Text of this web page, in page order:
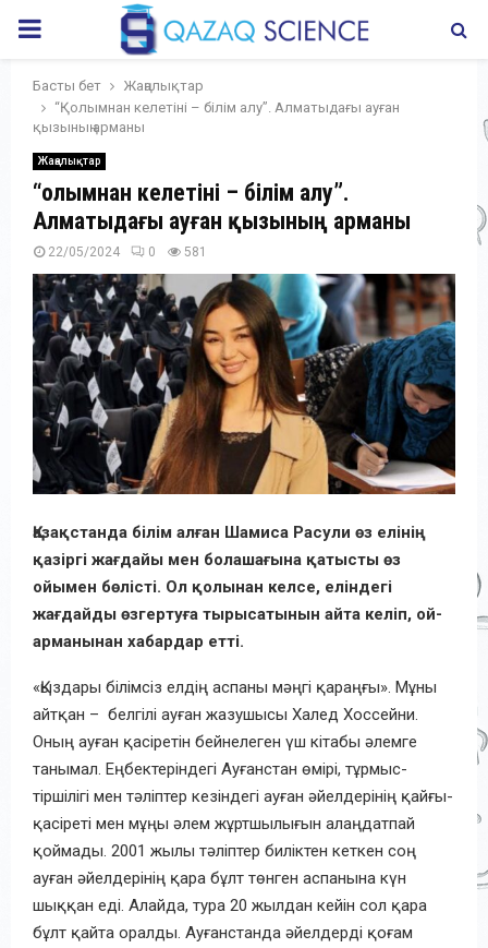
PRIMARY
MENU
Басты бет
Жаңалықтар
“Қолымнан келетіні – білім алу”. Алматыдағы ауған
қызының арманы
Жаңалықтар
“Қолымнан келетіні – білім алу”.
Алматыдағы ауған қызының арманы
22/05/2024 0 581
Қазақстанда білім алған Шамиса Расули өз елінің
қазіргі жағдайы мен болашағына қатысты өз
ойымен бөлісті. Ол қолынан келсе, еліндегі
жағдайды өзгертуға тырысатынын айта келіп, ой-
арманынан хабардар етті.
«Қыздары білімсіз елдің аспаны мәңгі қараңғы». Мұны
айтқан – белгілі ауған жазушысы Халед Хоссейни.
Оның ауған қасіретін бейнелеген үш кітабы әлемге
танымал. Еңбектеріндегі Ауғанстан өмірі, тұрмыс-
тіршілігі мен тәліптер кезіндегі ауған әйелдерінің қайғы-
қасіреті мен мұңы әлем жұртшылығын алаңдатпай
қоймады. 2001 жылы тәліптер биліктен кеткен соң
ауған әйелдерінің қара бұлт төнген аспанына күн
шыққан еді. Алайда, тура 20 жылдан кейін сол қара
бұлт қайта оралды. Ауғанстанда әйелдерді қоғам